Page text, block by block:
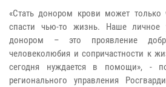
«Стать донором крови может только
спасти чью-то жизнь. Наше личное
донором – это проявление
человеколюбия и сопричастности к
сегодня нуждается в помощи», -
регионального управления